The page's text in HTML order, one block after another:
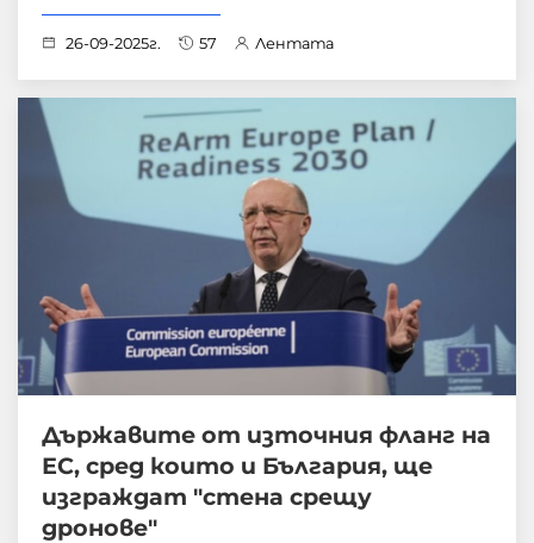
26-09-2025г. 57 Лентата
Държавите от източния фланг на
ЕС, сред които и България, ще
изграждат "стена срещу
дронове"